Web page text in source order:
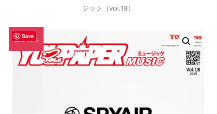
ジック（vol.18）
Save
在庫切れ